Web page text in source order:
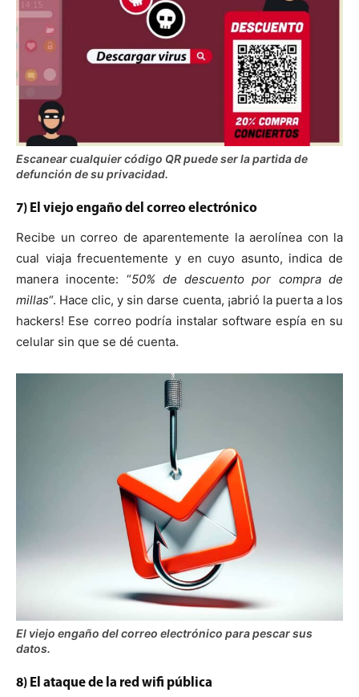
Escanear cualquier código QR puede ser la partida de
defunción de su privacidad.
7) El viejo engaño del correo electrónico
Recibe un correo de aparentemente la aerolínea con la
cual viaja frecuentemente y en cuyo asunto, indica de
manera inocente: “50% de descuento por compra de
millas“. Hace clic, y sin darse cuenta, ¡abrió la puerta a los
hackers! Ese correo podría instalar software espía en su
celular sin que se dé cuenta.
El viejo engaño del correo electrónico para pescar sus
datos.
8) El ataque de la red wifi pública